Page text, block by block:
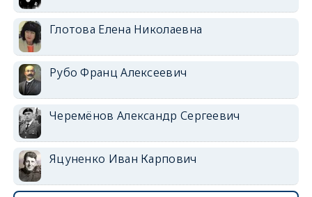
Глотова Елена Николаевна
Рубо Франц Алексеевич
Черемёнов Александр Сергеевич
Яцуненко Иван Карпович